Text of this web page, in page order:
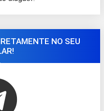
NO SEU